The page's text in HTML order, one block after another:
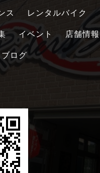
ス レンタルバイク
イベント 店舗情報
ブログ